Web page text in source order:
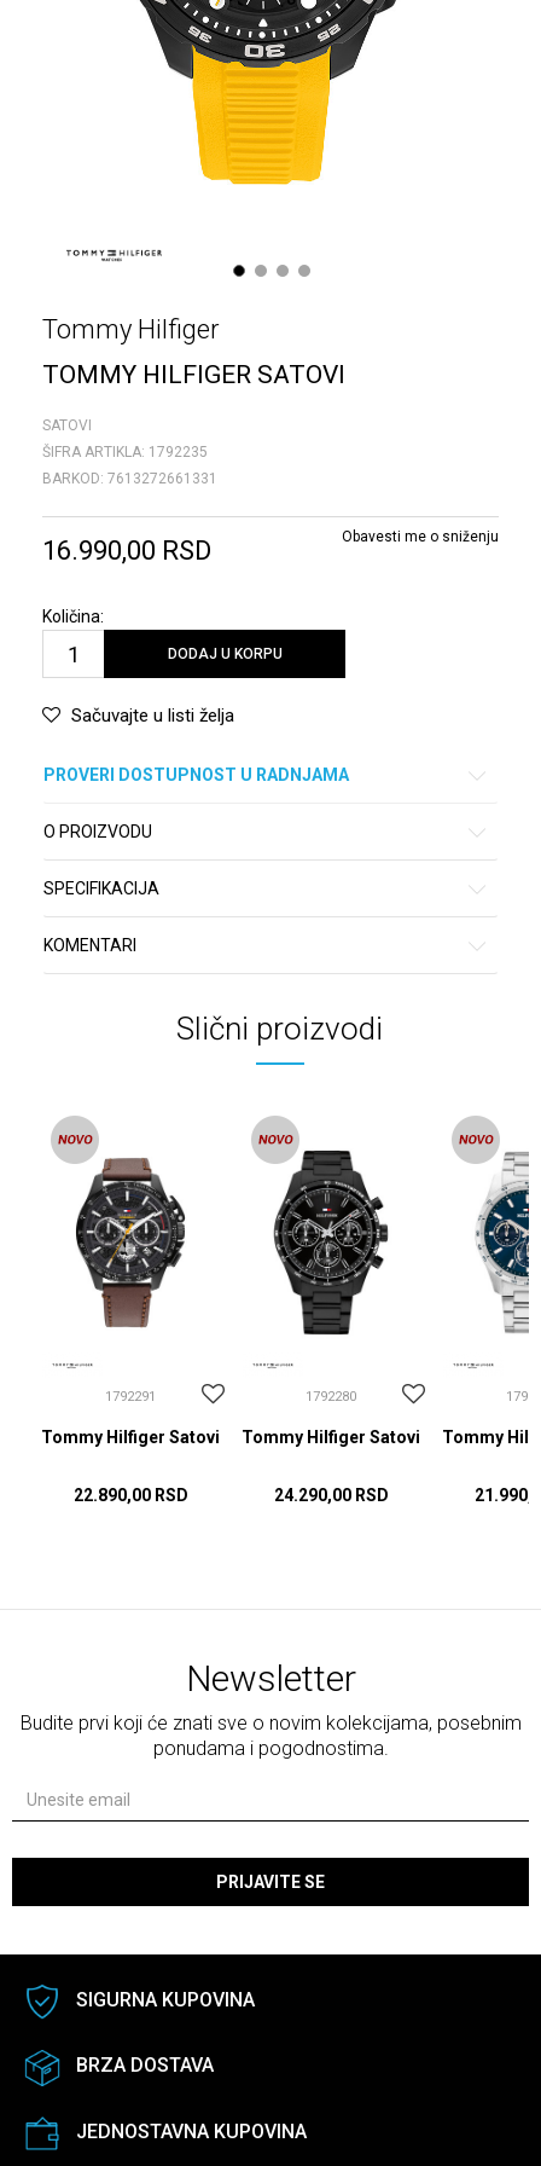
1 2 3 4
Tommy Hilfiger
TOMMY HILFIGER SATOVI
SATOVI
ŠIFRA ARTIKLA: 1792235
BARKOD: 7613272661331
16.990,00 RSD Obavesti me o sniženju
Količina:
DODAJ U KORPU
Sačuvajte u listi želja
PROVERI DOSTUPNOST U RADNJAMA
O PROIZVODU
SPECIFIKACIJA
KOMENTARI
Slični proizvodi
1792291
Tommy Hilfiger Satovi
22.890,00 RSD
1792280
Tommy Hilfiger Satovi
24.290,00 RSD
Tommy
Newsletter
Budite prvi koji će znati sve o novim kolekcijama, posebnim
ponudama i pogodnostima.
PRIJAVITE SE
SIGURNA KUPOVINA
BRZA DOSTAVA
JEDNOSTAVNA KUPOVINA